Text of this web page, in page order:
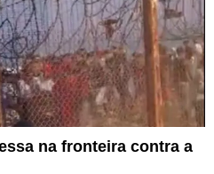
na fronteira contra a